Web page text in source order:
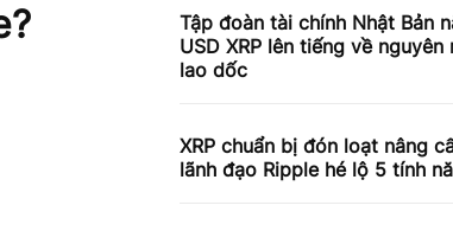
Tập đoàn tài chính Nhật Bản
USD XRP lên tiếng về nguyên
lao dốc
XRP chuẩn bị đón loạt nâng
lãnh đạo Ripple hé lộ 5 tính